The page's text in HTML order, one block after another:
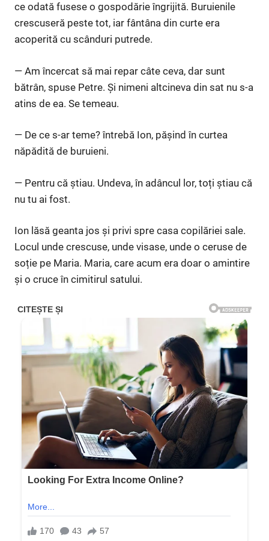
ce odată fusese o gospodărie îngrijită. Buruienile
crescuseră peste tot, iar fântâna din curte era
acoperită cu scânduri putrede.
— Am încercat să mai repar câte ceva, dar sunt
bătrân, spuse Petre. Și nimeni altcineva din sat nu s-a
atins de ea. Se temeau.
— De ce s-ar teme? întrebă Ion, pășind în curtea
năpădită de buruieni.
— Pentru că știau. Undeva, în adâncul lor, toți știau că
nu tu ai fost.
Ion lăsă geanta jos și privi spre casa copilăriei sale.
Locul unde crescuse, unde visase, unde o ceruse de
soție pe Maria. Maria, care acum era doar o amintire
și o cruce în cimitirul satului.